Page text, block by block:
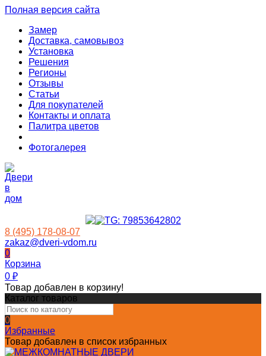
Полная версия сайта
Замер
Доставка, самовывоз
Установка
Решения
Регионы
Отзывы
Статьи
Для покупателей
Контакты и оплата
Палитра цветов
Фотогалерея
8 (495) 178-08-07
zakaz@dveri-vdom.ru
0
Корзина
0 ₽
Товар добавлен в корзину!
Каталог товаров
0
Избранные
Товар добавлен в список избранных